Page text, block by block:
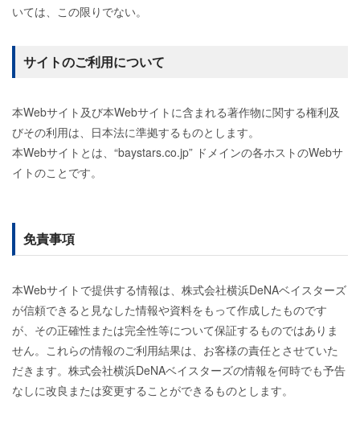
いては、この限りでない。
サイトのご利用について
本Webサイト及び本Webサイトに含まれる著作物に関する権利及
びその利用は、日本法に準拠するものとします。
本Webサイトとは、“baystars.co.jp” ドメインの各ホストのWebサ
イトのことです。
免責事項
本Webサイトで提供する情報は、株式会社横浜DeNAベイスターズ
が信頼できると見なした情報や資料をもって作成したものです
が、その正確性または完全性等について保証するものではありま
せん。これらの情報のご利用結果は、お客様の責任とさせていた
だきます。株式会社横浜DeNAベイスターズの情報を何時でも予告
なしに改良または変更することができるものとします。